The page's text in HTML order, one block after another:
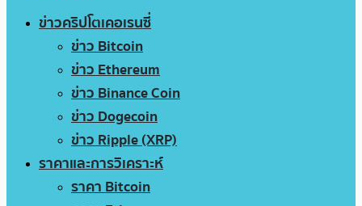
ข่าวคริปโตเคอเรนซี่
ข่าว Bitcoin
ข่าว Ethereum
ข่าว Binance Coin
ข่าว Dogecoin
ข่าว Ripple (XRP)
ราคาและการวิเคราะห์
ราคา Bitcoin